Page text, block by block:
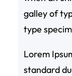
galley of
type
Lorem
standard